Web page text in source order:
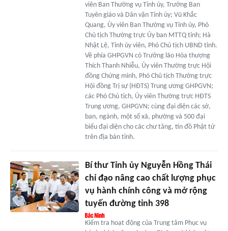
viên Ban Thường vụ Tỉnh ủy, Trưởng Ban
Tuyên giáo và Dân vận Tỉnh ủy; Vũ Khắc
Quang, Ủy viên Ban Thường vụ Tỉnh ủy, Phó
Chủ tịch Thường trực Ủy ban MTTQ tỉnh; Hà
Nhật Lệ, Tỉnh ủy viên, Phó Chủ tịch UBND tỉnh.
Về phía GHPGVN có Trưởng lão Hòa thượng
Thích Thanh Nhiễu, Ủy viên Thường trực Hội
đồng Chứng minh, Phó Chủ tịch Thường trực
Hội đồng Trị sự (HĐTS) Trung ương GHPGVN;
các Phó Chủ tịch, Ủy viên Thường trực HĐTS
Trung ương, GHPGVN; cùng đại diện các sở,
ban, ngành, một số xã, phường và 500 đại
biểu đại diện cho các chư tăng, tín đồ Phật tử
trên địa bàn tỉnh.
Bí thư Tỉnh ủy Nguyễn Hồng Thái
chỉ đạo nâng cao chất lượng phục
vụ hành chính công và mở rộng
tuyến đường tỉnh 398
Kiểm tra hoạt động của Trung tâm Phục vụ